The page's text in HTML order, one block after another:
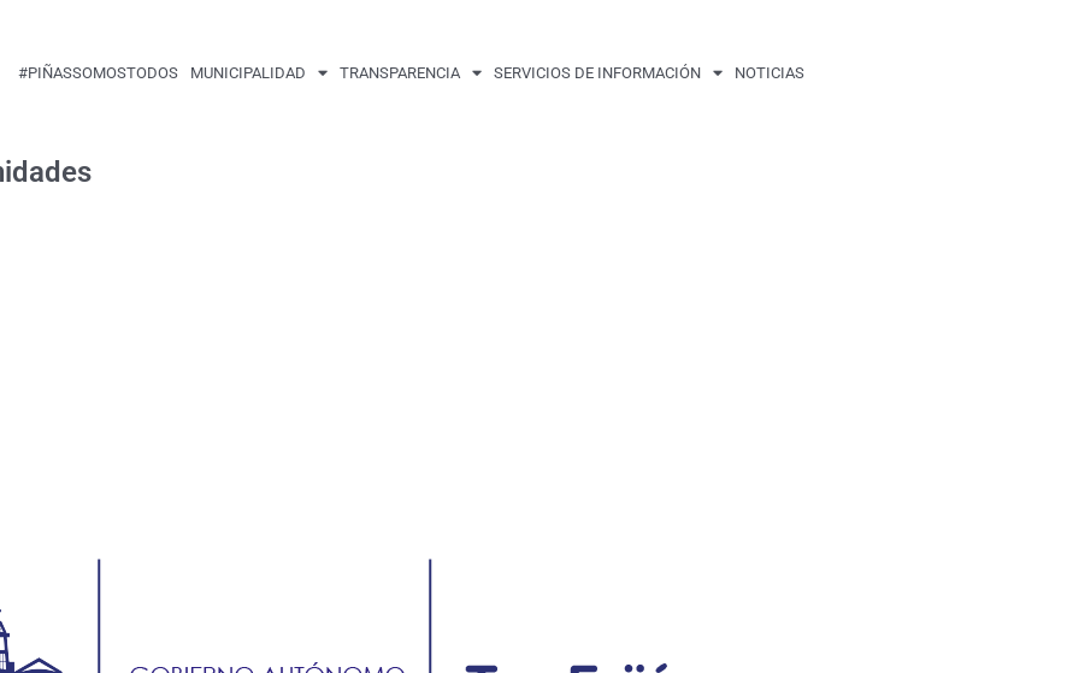
#PIÑASSOMOSTODOS MUNICIPALIDAD TRANSPARENCIA SERVICIOS DE INFORMACIÓN NOTICIAS